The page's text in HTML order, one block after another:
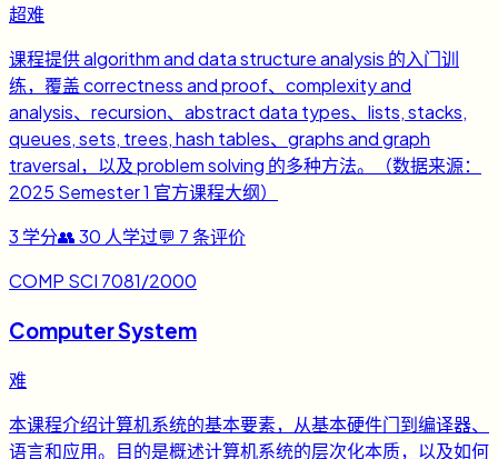
超难
课程提供 algorithm and data structure analysis 的入门训
练，覆盖 correctness and proof、complexity and
analysis、recursion、abstract data types、lists, stacks,
queues, sets, trees, hash tables、graphs and graph
traversal，以及 problem solving 的多种方法。（数据来源：
2025 Semester 1 官方课程大纲）
3 学分👥30 人学过💬 7条评价
COMP SCI 7081/2000
Computer System
难
本课程介绍计算机系统的基本要素，从基本硬件门到编译器、
语言和应用。目的是概述计算机系统的层次化本质，以及如何